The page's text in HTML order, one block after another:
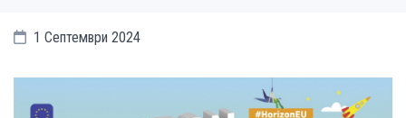
1 Септември 2024